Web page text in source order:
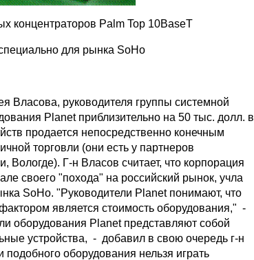
концентраторов Palm Top 10BaseT
для рынка SoHo
руководителя группы системной
Planet приблизительно на 50 тыс. долл. в
продается непосредственно конечным
торговли (они есть у партнеров
Г-н Власов считает, что корпорация
своего "похода" на российский рынок, учла
SoHo. "Руководители Planet понимают, что
является стоимость оборудования," -
оборудования Planet представляют собой
устройства, - добавил в свою очередь г-н
оборудования нельзя играть